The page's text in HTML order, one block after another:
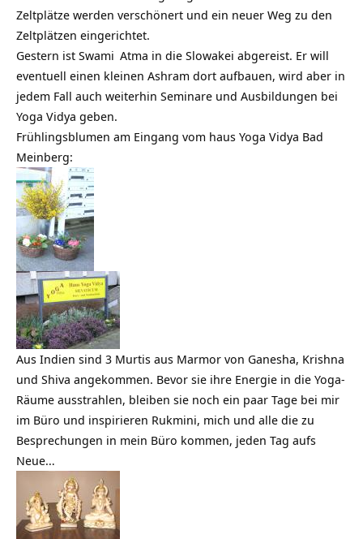
Zeltplätze werden verschönert und ein neuer Weg zu den
Zeltplätzen eingerichtet.
Gestern ist Swami Atma in die Slowakei abgereist. Er will
eventuell einen kleinen Ashram dort aufbauen, wird aber in
jedem Fall auch weiterhin Seminare und Ausbildungen bei
Yoga Vidya geben.
Frühlingsblumen am Eingang vom haus Yoga Vidya Bad
Meinberg:
Aus Indien sind 3 Murtis aus Marmor von Ganesha, Krishna
und Shiva angekommen. Bevor sie ihre Energie in die Yoga-
Räume ausstrahlen, bleiben sie noch ein paar Tage bei mir
im Büro und inspirieren Rukmini, mich und alle die zu
Besprechungen in mein Büro kommen, jeden Tag aufs
Neue…